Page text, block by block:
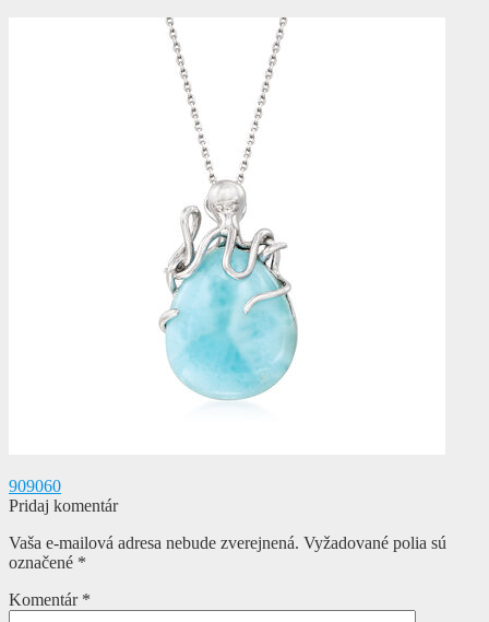
Navigácia
v
článku
Predchádzajúci
článok:
909060
Pridaj komentár
Vaša e-mailová adresa nebude zverejnená. Vyžadované polia sú
označené *
Komentár *